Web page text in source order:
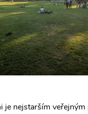
je nejstarším veřejným